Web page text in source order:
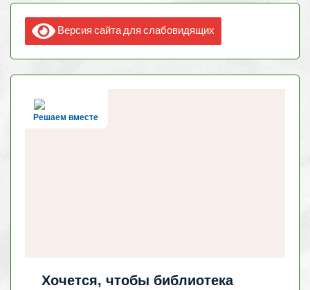
Версия сайта для слабовидящих
Решаем вместе
Хочется, чтобы библиотека